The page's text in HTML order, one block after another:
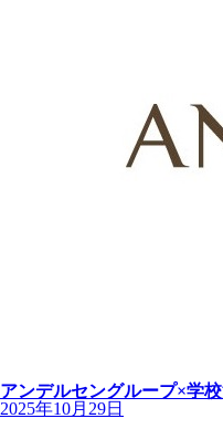
アンデルセングループ×学
2025年10月29日